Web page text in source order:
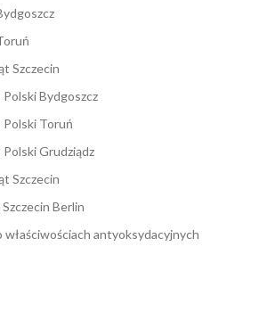
Szczecin
Polski Bydgoszcz
Polski Toruń
Polski Grudziądz
Szczecin
Berlin
antyoksydacyjnych